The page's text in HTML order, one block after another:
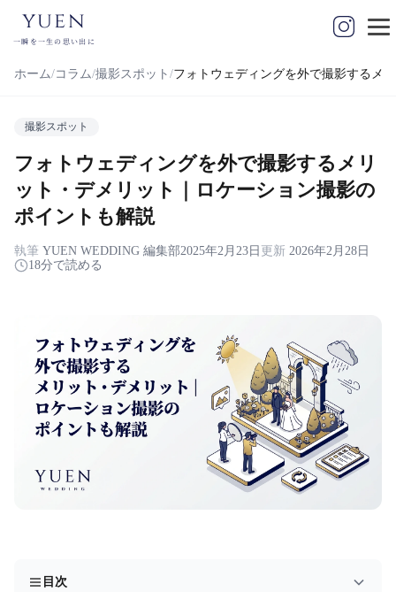
yuen
一瞬を一生の思い出に
ホーム コラム 撮影スポット フォトウェディングを外で撮影するメ
撮影スポット
フォトウェディングを外で撮影するメリ
ット・デメリット｜ロケーション撮影の
ポイントも解説
執筆 YUEN WEDDING 編集部2025年2月23日 更新 2026年2月28日
18分で読める
目次